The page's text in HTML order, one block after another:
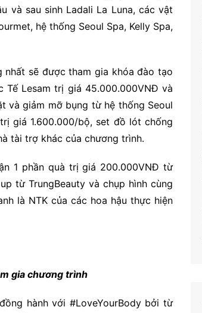
và sau sinh Ladali La Luna, các vật
hệ thống Seoul Spa, Kelly Spa,
nhất sẽ được tham gia khóa đào tạo
Tế Lesam trị giá 45.000.000VNĐ và
và giảm mỡ bụng từ hệ thống Seoul
giá 1.600.000/bộ, set đồ lót chống
tài trợ khác của chương trình.
1 phần quà trị giá 200.000VNĐ từ
từ TrungBeauty và chụp hình cùng
là NTK của các hoa hậu thực hiện
gia chương trình
hành với #LoveYourBody bởi từ